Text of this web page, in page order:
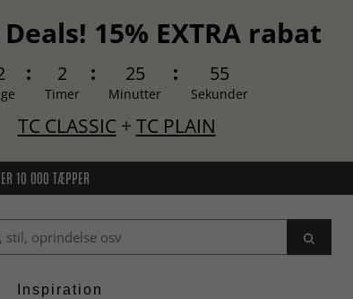
15% EXTRA rabat
2
Timer
25
Minutter
54
Sekunder
TC CLASSIC+ TC PLAIN
10 000 TÆPPER
Inspiration